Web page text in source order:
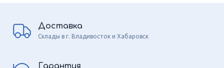
Доставка
Склады в г. Владивосток и Хабаровск
Гарантия